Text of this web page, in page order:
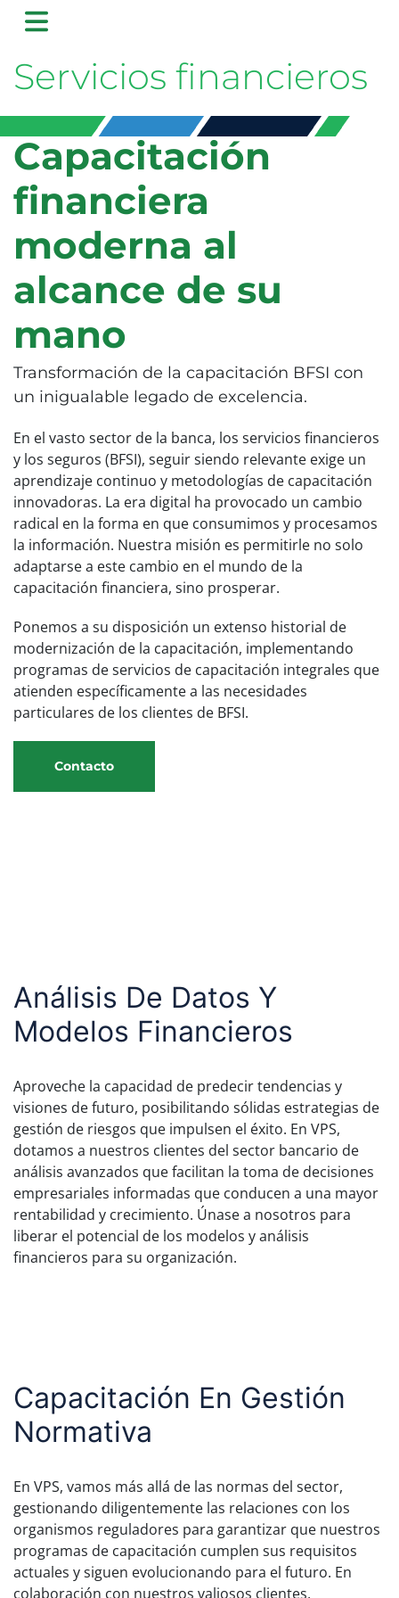
Servicios financieros
Capacitación
financiera
moderna al
alcance de su
mano
Transformación de la capacitación BFSI con
un inigualable legado de excelencia.
En el vasto sector de la banca, los servicios financieros
y los seguros (BFSI), seguir siendo relevante exige un
aprendizaje continuo y metodologías de capacitación
innovadoras. La era digital ha provocado un cambio
radical en la forma en que consumimos y procesamos
la información. Nuestra misión es permitirle no solo
adaptarse a este cambio en el mundo de la
capacitación financiera, sino prosperar.
Ponemos a su disposición un extenso historial de
modernización de la capacitación, implementando
programas de servicios de capacitación integrales que
atienden específicamente a las necesidades
particulares de los clientes de BFSI.
Contacto
Análisis De Datos Y
Modelos Financieros
Aproveche la capacidad de predecir tendencias y
visiones de futuro, posibilitando sólidas estrategias de
gestión de riesgos que impulsen el éxito. En VPS,
dotamos a nuestros clientes del sector bancario de
análisis avanzados que facilitan la toma de decisiones
empresariales informadas que conducen a una mayor
rentabilidad y crecimiento. Únase a nosotros para
liberar el potencial de los modelos y análisis
financieros para su organización.
Capacitación En Gestión
Normativa
En VPS, vamos más allá de las normas del sector,
gestionando diligentemente las relaciones con los
organismos reguladores para garantizar que nuestros
programas de capacitación cumplen sus requisitos
actuales y siguen evolucionando para el futuro. En
colaboración con nuestros valiosos clientes,